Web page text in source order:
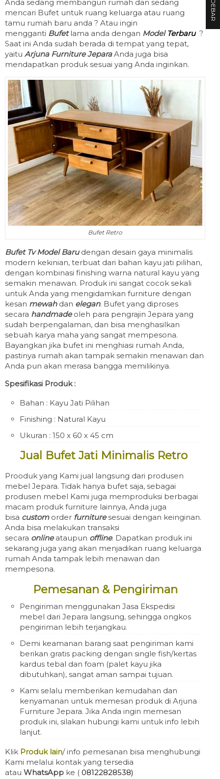
Anda sedang membangun rumah dan sedang
mencari Bufet untuk ruang keluarga atau ruang
tamu rumah baru anda ? Atau ingin
mengganti Bufetlama anda dengan Model Terbaru ?
Saat ini Anda sudah berada di tempat yang tepat,
yaitu Arjuna Furniture JeparaAnda juga bisa
mendapatkan produk sesuai yang Anda inginkan.
Bufet Retro
Bufet Tv Model Baru dengan desain gaya minimalis
modern kekinian, terbuat dari bahan kayu jati pilihan,
dengan kombinasi finishing warna natural kayu yang
semakin menawan. Produk ini sangat cocok sekali
untuk Anda yang mengidamkan furniture dengan
kesan mewahdan elegan. Bufet yang diproses
secara handmadeoleh para pengrajin Jepara yang
sudah berpengalaman, dan bisa menghasilkan
sebuah karya maha yang sangat mempesona.
Bayangkan jika bufet ini menghiasi rumah Anda,
pastinya rumah akan tampak semakin menawan dan
Anda pun akan merasa bangga memilikinya.
Spesifikasi Produk :
Bahan : Kayu Jati Pilihan
Finishing : Natural Kayu
Ukuran : 150 x 60 x 45 cm
Jual Bufet Jati Minimalis Retro
Prooduk yang Kami jual langsung dari produsen
mebel Jepara. Tidak hanya bufet saja, sebagai
produsen mebel Kami juga memproduksi berbagai
macam produk furniture lainnya, Anda juga
bisa customorder furnituresesuai dengan keinginan.
Anda bisa melakukan transaksi
secara onlineataupun offline. Dapatkan produk ini
sekarang juga yang akan menjadikan ruang keluarga
rumah Anda tampak lebih menawan dan
mempesona.
Pemesanan & Pengiriman
Pengiriman menggunakan Jasa Ekspedisi
mebel dari Jepara langsung, sehingga ongkos
pengiriman lebih terjangkau.
Demi keamanan barang saat pengiriman kami
berikan gratis packing dengan single fish/kertas
kardus tebal dan foam (palet kayu jika
dibutuhkan), sangat aman sampai tujuan.
Kami selalu memberikan kemudahan dan
kenyamanan untuk memesan produk di Arjuna
Furniture Jepara. Jika Anda ingin memesan
produk ini, silakan hubungi kami untuk info lebih
lanjut.
Klik Produk lain/ info pemesanan bisa menghubungi
Kami melalui kontak yang tersedia
atau WhatsApp ke ( 08122828538)
SIDEBAR